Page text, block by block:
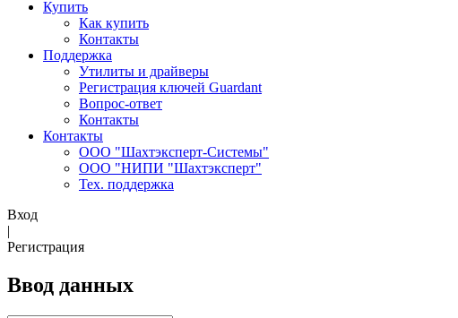
Купить
Как купить
Контакты
Поддержка
Утилиты и драйверы
Регистрация ключей Guardant
Вопрос-ответ
Контакты
Контакты
ООО "Шахтэксперт-Системы"
ООО "НИПИ "Шахтэксперт"
Тех. поддержка
Вход
|
Регистрация
Ввод данных